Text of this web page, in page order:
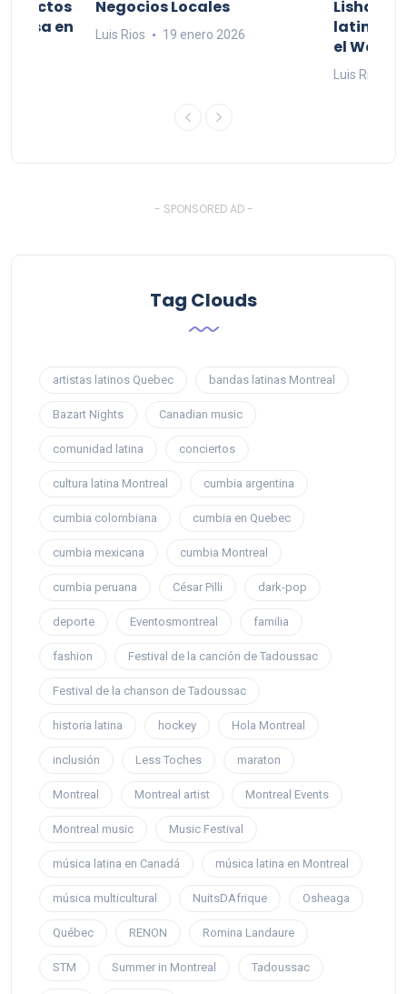
casa en
Negocios Locales
Luis Rios 19 enero 2026
Lishaam
latinos
el West
Luis Rios
- SPONSORED AD -
Tag Clouds
artistas latinos Quebec bandas latinas Montreal
Bazart Nights Canadian music
comunidad latina conciertos
cultura latina Montreal cumbia argentina
cumbia colombiana cumbia en Quebec
cumbia mexicana cumbia Montreal
cumbia peruana César Pilli dark-pop
deporte Eventosmontreal familia
fashion Festival de la canción de Tadoussac
Festival de la chanson de Tadoussac
historia latina hockey Hola Montreal
inclusión Less Toches maraton
Montreal Montreal artist Montreal Events
Montreal music Music Festival
música latina en Canadá música latina en Montreal
música multicultural NuitsDAfrique Osheaga
Québec RENON Romina Landaure
STM Summer in Montreal Tadoussac